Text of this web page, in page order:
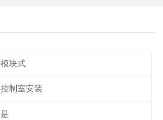
模块式
控制室安装
是